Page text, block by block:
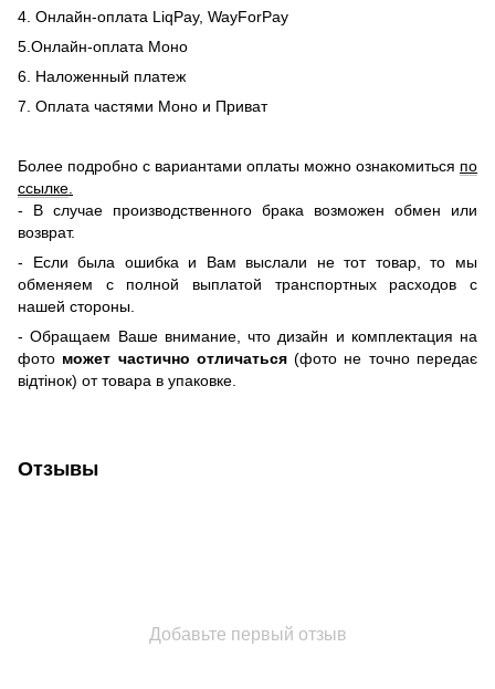
4. Онлайн-оплата LiqPay, WayForPay
5.Онлайн-оплата Моно
6. Наложенный платеж
7. Оплата частями Моно и Приват
Более подробно с вариантами оплаты можно ознакомиться по
ссылке.
- В случае производственного брака возможен обмен или
возврат.
- Если была ошибка и Вам выслали не тот товар, то мы
обменяем c полной выплатой транспортных расходов с
нашей стороны.
- Обращаем Ваше внимание, что дизайн и комплектация на
фото может частично отличаться(фото не точно передає
відтінок) от товара в упаковке.
Отзывы
Добавьте первый отзыв